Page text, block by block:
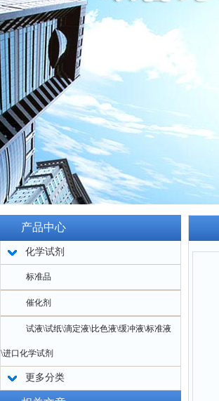
产品中心
化学试剂
标准品
催化剂
试液\试纸\滴定液\比色液\缓冲液\标准液
\进口化学试剂
更多分类